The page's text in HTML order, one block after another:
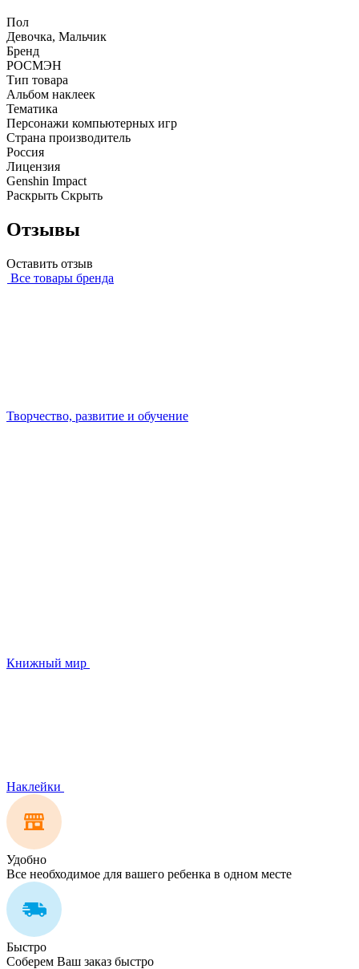
Пол
Девочка, Мальчик
Бренд
РОСМЭН
Тип товара
Альбом наклеек
Тематика
Персонажи компьютерных игр
Страна производитель
Россия
Лицензия
Genshin Impact
Раскрыть Скрыть
Отзывы
Оставить отзыв
Все товары бренда
Творчество, развитие и обучение
Книжный мир
Наклейки
Удобно
Все необходимое для вашего ребенка в одном месте
Быстро
Соберем Ваш заказ быстро